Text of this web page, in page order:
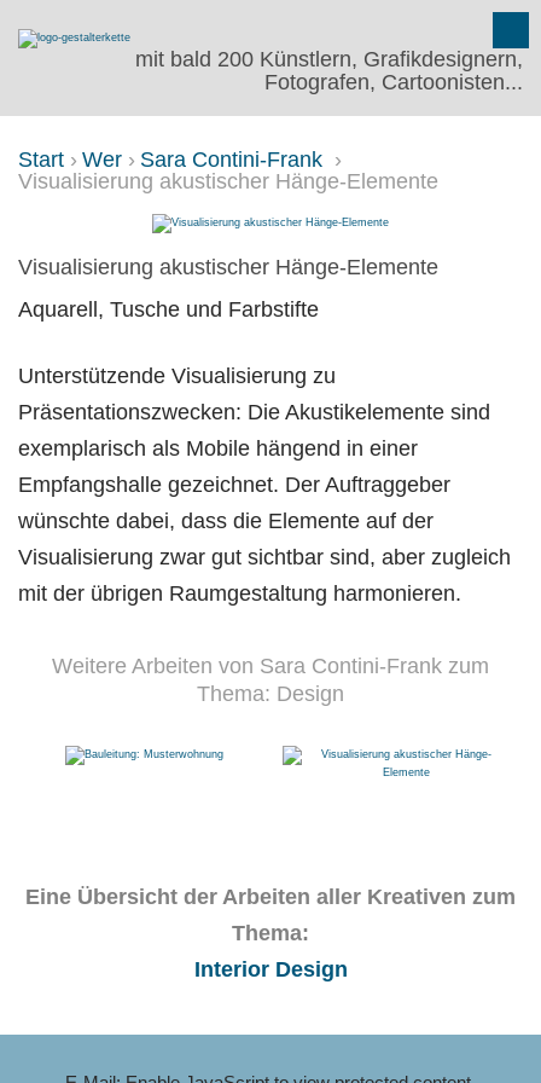
mit bald 200 Künstlern, Grafikdesignern,
Fotografen, Cartoonisten...
Start Wer
Sara Contini-Frank
Visualisierung akustischer Hänge-Elemente
VISUALISIERUNG
Visualisierung akustischer Hänge-Elemente
Aquarell, Tusche und Farbstifte
Unterstützende Visualisierung zu
Präsentationszwecken: Die Akustikelemente sind
exemplarisch als Mobile hängend in einer
Empfangshalle gezeichnet. Der Auftraggeber
wünschte dabei, dass die Elemente auf der
Visualisierung zwar gut sichtbar sind, aber zugleich
mit der übrigen Raumgestaltung harmonieren.
Weitere Arbeiten von Sara Contini-Frank zum
Thema: Design
Eine Übersicht der Arbeiten aller Kreativen zum
Thema:
Interior Design